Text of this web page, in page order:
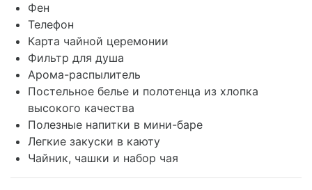
Фен
Телефон
Карта чайной церемонии
Фильтр для душа
Арома-распылитель
Постельное белье и полотенца из хлопка
высокого качества
Полезные напитки в мини-баре
Легкие закуски в каюту
Чайник, чашки и набор чая